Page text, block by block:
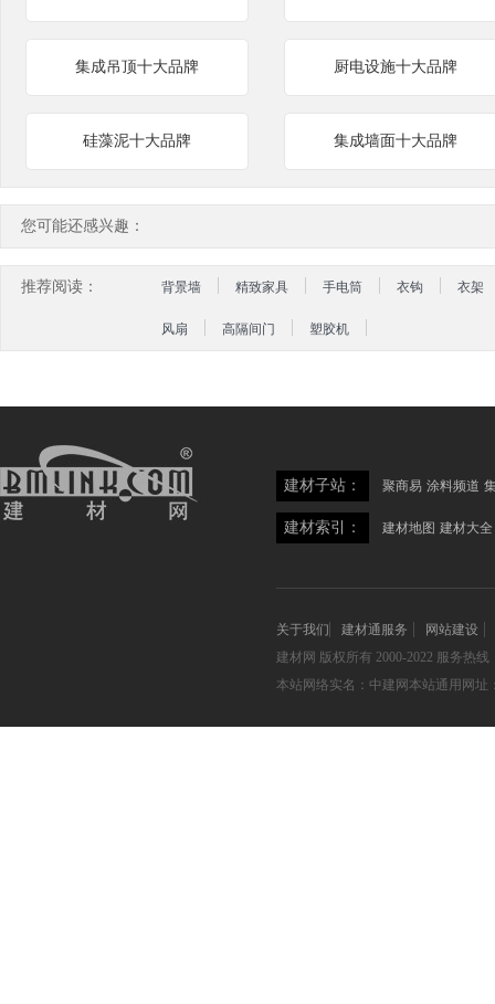
集成吊顶十大品牌 厨电设施十大品牌
硅藻泥十大品牌 集成墙面十大品牌
您可能还感兴趣：
推荐阅读： 背景墙 精致家具 手电筒 衣钩 衣架
风扇 高隔间门 塑胶机
建材子站： 聚商易 涂料频道
建材索引： 建材地图 建材大全
关于我们 建材通服务
网站建设
建材网 版权所有 2000-2022 服务热线
本站网络实名：中建网本站通用网址